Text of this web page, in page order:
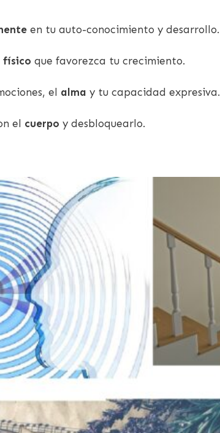
en tu auto-conocimiento y desarrollo.
físico que favorezca tu crecimiento.
el alma y tu capacidad expresiva.
el cuerpo y desbloquearlo.